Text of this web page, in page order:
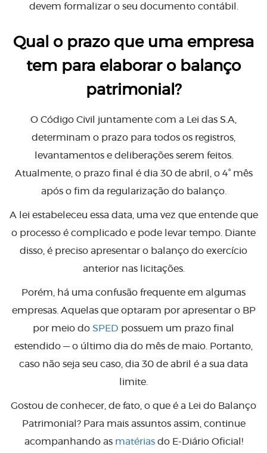
devem formalizar o seu documento contábil.
Qual o prazo que uma empresa
tem para elaborar o balanço
patrimonial?
O Código Civil juntamente com a Lei das S.A,
determinam o prazo para todos os registros,
levantamentos e deliberações serem feitos.
Atualmente, o prazo final é dia 30 de abril, o 4° mês
após o fim da regularização do balanço.
A lei estabeleceu essa data, uma vez que entende que
o processo é complicado e pode levar tempo. Diante
disso, é preciso apresentar o balanço do exercício
anterior nas licitações.
Porém, há uma confusão frequente em algumas
empresas. Aquelas que optaram por apresentar o BP
por meio do SPED possuem um prazo final
estendido — o último dia do mês de maio. Portanto,
caso não seja seu caso, dia 30 de abril é a sua data
limite.
Gostou de conhecer, de fato, o que é a Lei do Balanço
Patrimonial? Para mais assuntos assim, continue
acompanhando as matériasdo E-Diário Oficial!